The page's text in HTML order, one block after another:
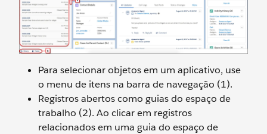
Para selecionar objetos em um aplicativo, use
o menu de itens na barra de navegação (1).
Registros abertos como guias do espaço de
trabalho (2). Ao clicar em registros
relacionados em uma guia do espaço de